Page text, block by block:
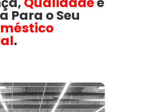
Para o Seu
.